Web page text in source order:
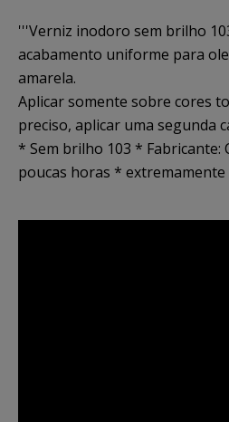
'''Verniz inodoro sem brilho
acabamento uniforme para
amarela.
Aplicar somente sobre cores
preciso, aplicar uma segunda
* Sem brilho 103 * Fabricante:
poucas horas * extremamente